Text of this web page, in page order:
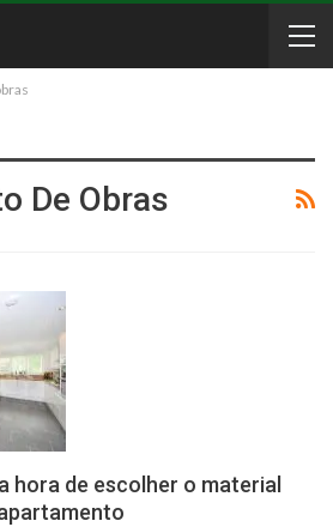
De Obras
hora de escolher o material